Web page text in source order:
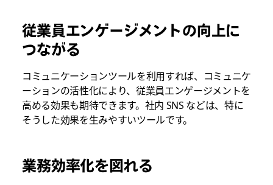
従業員エンゲージメントの向上に
つながる
コミュニケーションツールを利用すれば、コミュニケ
ーションの活性化により、従業員エンゲージメントを
高める効果も期待できます。社内 SNS などは、特に
そうした効果を生みやすいツールです。
業務効率化を図れる